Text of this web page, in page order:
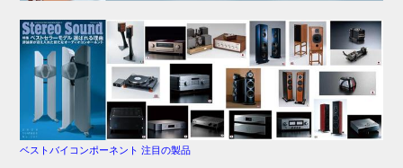
ベストバイコンポーネント 注目の製品